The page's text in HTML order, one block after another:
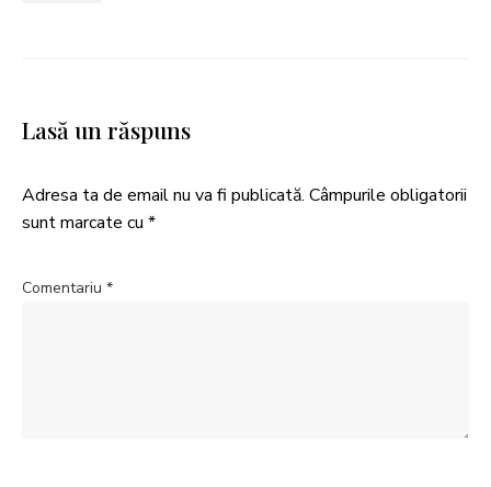
Lasă un răspuns
Adresa ta de email nu va fi publicată. Câmpurile obligatorii
sunt marcate cu *
Comentariu *